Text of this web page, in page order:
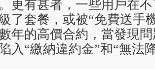
更有甚者，一些用戶在
了套餐，或被“免費送手
年的高價合約，當發現
入“繳納違約金”和“無法